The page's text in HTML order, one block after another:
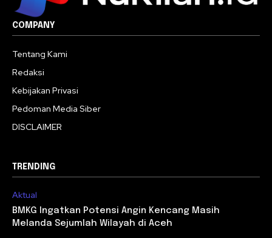
COMPANY
Tentang Kami
Redaksi
Kebijakan Privasi
Pedoman Media Siber
DISCLAIMER
TRENDING
Aktual
BMKG Ingatkan Potensi Angin Kencang Masih
Melanda Sejumlah Wilayah di Aceh